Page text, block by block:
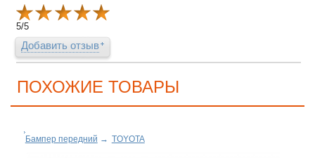
5/5
Добавить отзыв
ПОХОЖИЕ ТОВАРЫ
Бампер передний → TOYOTA